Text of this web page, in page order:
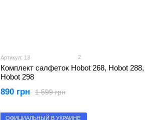
Артикул: 13 2
Комплект салфеток Hobot 268, Hobot 288,
Hobot 298
1 599 грн
890 грн
ОФИЦИАЛЬНЫЙ В УКРАИНЕ